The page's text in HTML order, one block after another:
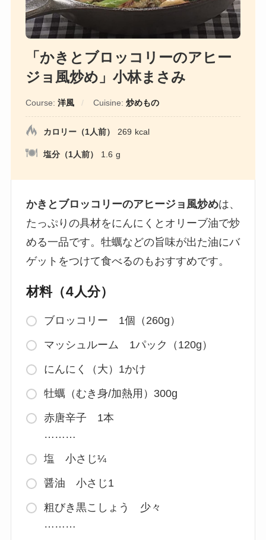
「かきとブロッコリーのアヒー
ジョ風炒め」小林まさみ
Course: 洋風 Cuisine: 炒めもの
カロリー（1人前） 269 kcal
塩分（1人前） 1.6 g
かきとブロッコリーのアヒージョ風炒めは、
たっぷりの具材をにんにくとオリーブ油で炒
める一品です。牡蠣などの旨味が出た油にバ
ゲットをつけて食べるのもおすすめです。
材料（4人分）
ブロッコリー 1個（260g）
マッシュルーム 1パック（120g）
にんにく（大）1かけ
牡蠣（むき身/加熱用）300g
赤唐辛子 1本
………
塩 小さじ¼
醤油 小さじ1
粗びき黒こしょう 少々
………